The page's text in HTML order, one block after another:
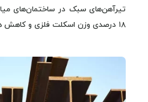
۱۸ درصدی وزن اسکلت فلزی و کاهش هزینه فونداسیون می‌شود.